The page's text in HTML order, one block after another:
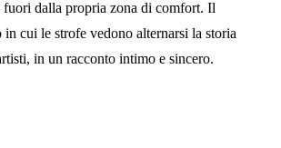
dalla propria zona di comfort. Il
in cui le strofe vedono alternarsi la storia
in un racconto intimo e sincero.